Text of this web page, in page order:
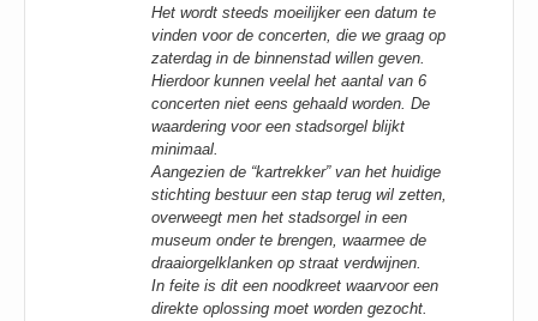
Het wordt steeds moeilijker een datum te
vinden voor de concerten, die we graag op
zaterdag in de binnenstad willen geven.
Hierdoor kunnen veelal het aantal van 6
concerten niet eens gehaald worden. De
waardering voor een stadsorgel blijkt
minimaal.
Aangezien de “kartrekker” van het huidige
stichting bestuur een stap terug wil zetten,
overweegt men het stadsorgel in een
museum onder te brengen, waarmee de
draaiorgelklanken op straat verdwijnen.
In feite is dit een noodkreet waarvoor een
direkte oplossing moet worden gezocht.